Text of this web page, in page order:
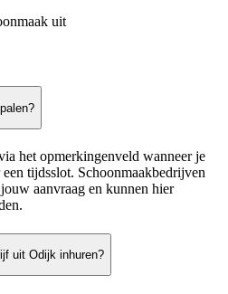
uit
het opmerkingenveld wanneer je
tijdsslot. Schoonmaakbedrijven
aanvraag en kunnen hier
uit Odijk inhuren?